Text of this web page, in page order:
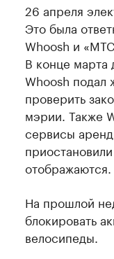
26 апреля
Это была
Whoosh и
В конце марта
Whoosh подал
проверить
мэрии. Также
сервисы
отображаются.
На прошлой
блокировать
велосипеды.